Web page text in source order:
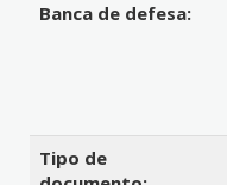
Banca de defesa:
Tipo de